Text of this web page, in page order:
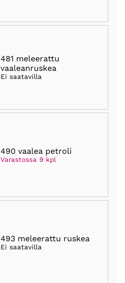
481 meleerattu
vaaleanruskea
Ei saatavilla
490 vaalea petroli
Varastossa 9 kpl
493 meleerattu ruskea
Ei saatavilla